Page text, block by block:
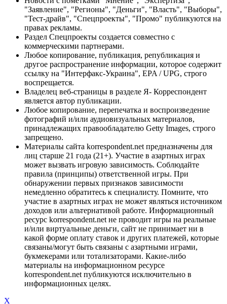
"Заявление", "Регионы", "Деньги", "Власть", "Выборы",
"Тест-драйв", "Спецпроекты", "Промо" публикуются на
правах рекламы.
Раздел Спецпроекты создается совместно с
коммерческими партнерами.
Любое копирование, публикация, републикация и
другое распространение информации, которое содержит
ссылку на "Интерфакс-Украина", EPA / UPG, строго
воспрещается.
Владелец веб-страницы в разделе Я- Корреспондент
является автор публикации.
Любое копирование, перепечатка и воспроизведение
фотографий и/или аудиовизуальных материалов,
принадлежащих правообладателю Getty Images, строго
запрещено.
Материалы сайта korrespondent.net предназначены для
лиц старше 21 года (21+). Участие в азартных играх
может вызвать игровую зависимость. Соблюдайте
правила (принципы) ответственной игры. При
обнаружении первых признаков зависимости
немедленно обратитесь к специалисту. Помните, что
участие в азартных играх не может являться источником
доходов или альтернативой работе. Информационный
ресурс korrespondent.net не проводит игры на реальные
и/или виртуальные деньги, сайт не принимает ни в
какой форме оплату ставок и других платежей, которые
связаны/могут быть связаны с азартными играми,
букмекерами или тотализаторами. Какие-либо
материалы на информационном ресурсе
korrespondent.net публикуются исключительно в
информационных целях.
X